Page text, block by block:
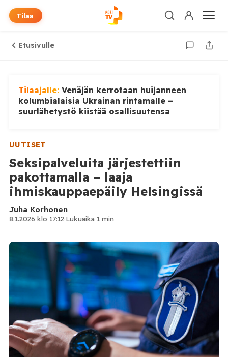
Tilaa
Etusivulle
Tilaajalle: Venäjän kerrotaan huijanneen
kolumbialaisia Ukrainan rintamalle –
suurlähetystö kiistää osallisuutensa
UUTISET
Seksipalveluita järjestettiin
pakottamalla – laaja
ihmiskauppaepäily Helsingissä
Juha Korhonen
8.1.2026 klo 17:12·Lukuaika 1 min